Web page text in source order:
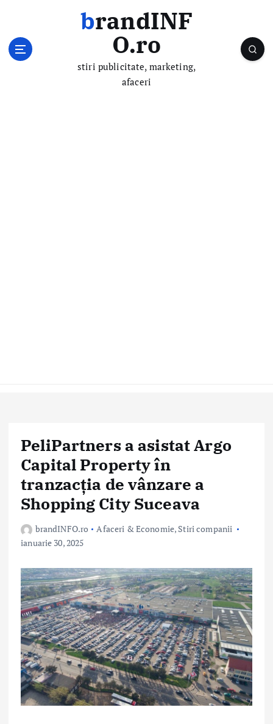
brandINF
O.ro
stiri publicitate, marketing,
afaceri
PeliPartners a asistat Argo
Capital Property în
tranzacția de vânzare a
Shopping City Suceava
brandINFO.ro Afaceri & Economie, Stiri companii
ianuarie 30, 2025